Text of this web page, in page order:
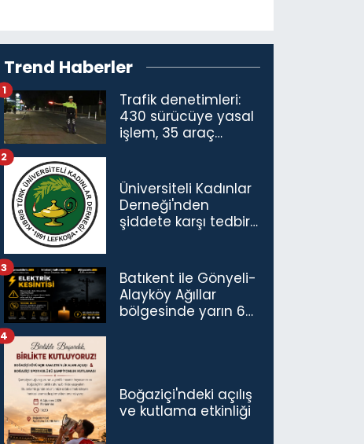
Trend Haberler
Trafik denetimleri:
430 sürücüye yasal
işlem, 35 araç
1
Üniversiteli Kadınlar
Derneği'nden
şiddete karşı tedbir
2
Batıkent ile Gönyeli-
Alayköy Ağıllar
bölgesinde yarın 6
3
Boğaziçi'ndeki açılış
ve kutlama etkinliği
4